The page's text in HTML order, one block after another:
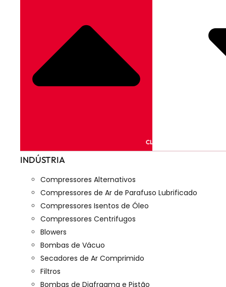
CLOSE PRODUTOS
INDÚSTRIA
Compressores Alternativos
Compressores de Ar de Parafuso Lubrificado
Compressores Isentos de Óleo
Compressores Centrifugos
Blowers
Bombas de Vácuo
Secadores de Ar Comprimido
Filtros
Bombas de Diafragma e Pistão